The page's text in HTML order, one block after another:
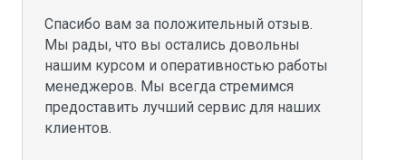
Спасибо вам за положительный отзыв.
Мы рады, что вы остались довольны
нашим курсом и оперативностью работы
менеджеров. Мы всегда стремимся
предоставить лучший сервис для наших
клиентов.